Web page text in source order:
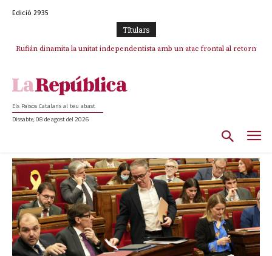
Edició 2935
TItulars
Rufián dinamita la unitat independentista amb un atac frontal al retorn
Els Països Catalans al teu abast
Dissabte, 08 de agost del 2026